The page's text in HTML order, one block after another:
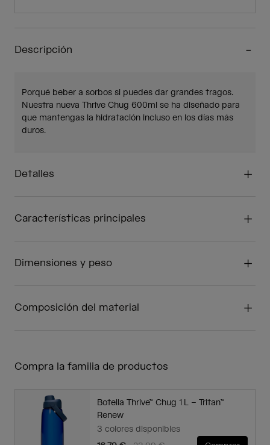
Descripción
Porqué beber a sorbos si puedes dar grandes tragos.
Nuestra nueva Thrive Chug 600ml se ha diseñado para
que mantengas la hidratación incluso en los días más
duros.
Detalles
Características principales
Dimensiones y peso
Composición del material
Compra la familia de productos
Botella Thrive™ Chug 1 L – Tritan™
Renew
3 colores disponibles